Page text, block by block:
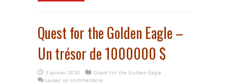
Quest for the Golden Eagle –
Un trésor de 1000000 $
3 janvier 2010
Quest for the Golden Eagle
Laisser un commentaire